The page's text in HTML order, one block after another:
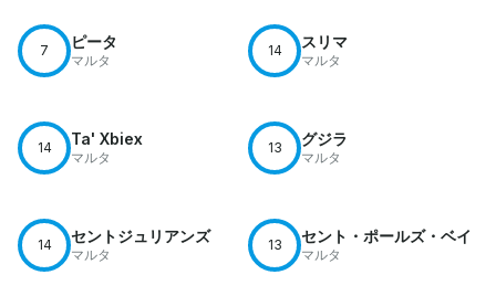
7 ピータ
マルタ
14 スリマ
マルタ
14 Ta' Xbiex
マルタ
13 グジラ
マルタ
14 セントジュリアンズ
マルタ
13 セント・ポールズ・ベイ
マルタ